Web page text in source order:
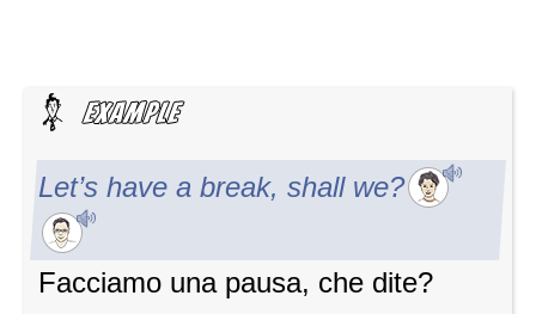
Let’s have a break, shall we?
Facciamo una pausa, che dite?